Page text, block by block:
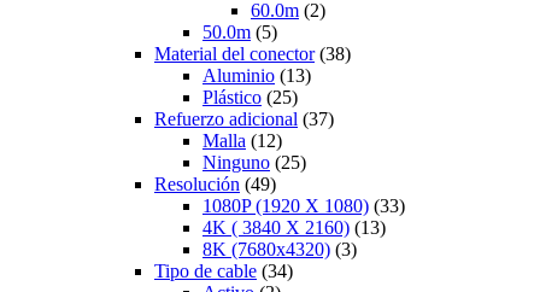
60.0m (2)
50.0m (5)
Material del conector (38)
Aluminio (13)
Plástico (25)
Refuerzo adicional (37)
Malla (12)
Ninguno (25)
Resolución (49)
1080P (1920 X 1080) (33)
4K ( 3840 X 2160) (13)
8K (7680x4320) (3)
Tipo de cable (34)